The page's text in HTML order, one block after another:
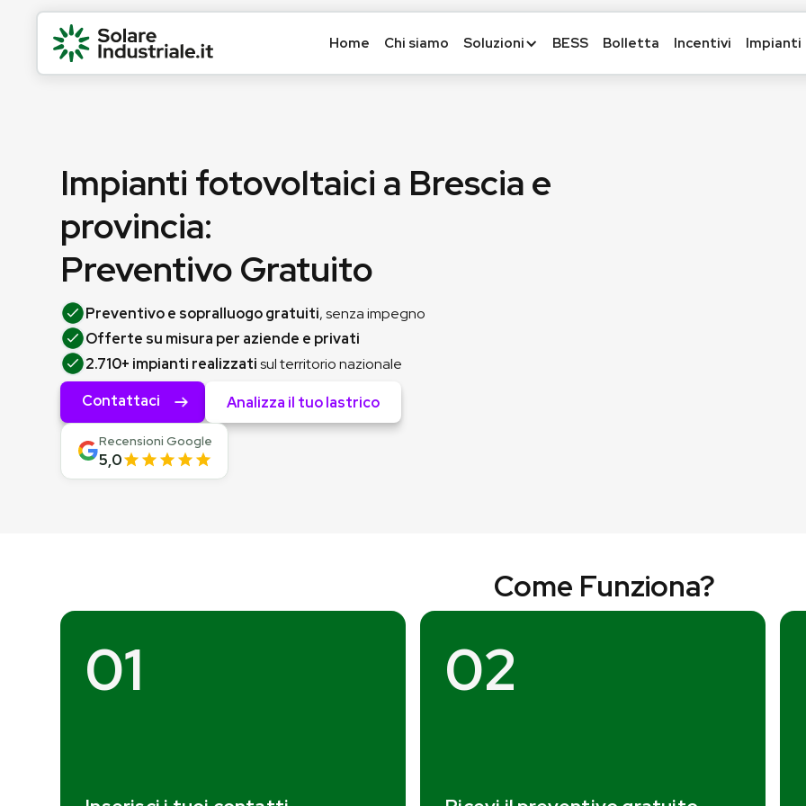
Home Chi siamo Soluzioni BESS Bolletta Incentivi Impianti
Impianti fotovoltaici a Brescia e
provincia:
Preventivo Gratuito
Preventivo e sopralluogo gratuiti, senza impegno
Offerte su misura per aziende e privati
2.710+ impianti realizzatisul territorio nazionale
Contattaci
Analizza il tuo lastrico
Recensioni Google
5,0
Come Funziona?
01 02